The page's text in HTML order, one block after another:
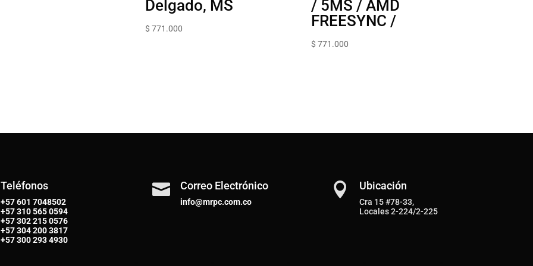
Delgado, MS
$ 771.000
/ 5MS / AMD
FREESYNC /
$ 771.000
Teléfonos
+57 601 7048502
+57310 565 0594
+57302 215 0576
+57304 200 3817
+57300 293 4930
 Correo Electrónico
info@mrpc.com.co
 Ubicación
Cra 15 #78-33,
Locales 2-224/2-225